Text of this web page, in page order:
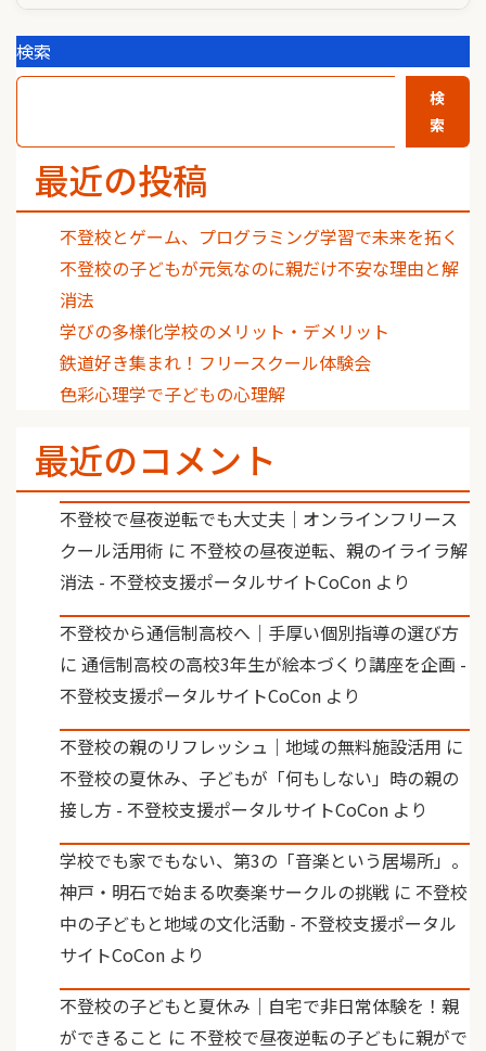
検索
検
索
最近の投稿
不登校とゲーム、プログラミング学習で未来を拓く
不登校の子どもが元気なのに親だけ不安な理由と解
消法
学びの多様化学校のメリット・デメリット
鉄道好き集まれ！フリースクール体験会
色彩心理学で子どもの心理解
最近のコメント
不登校で昼夜逆転でも大丈夫｜オンラインフリース
クール活用術 に 不登校の昼夜逆転、親のイライラ解
消法 - 不登校支援ポータルサイトCoCon より
不登校から通信制高校へ｜手厚い個別指導の選び方
に 通信制高校の高校3年生が絵本づくり講座を企画 -
不登校支援ポータルサイトCoCon より
不登校の親のリフレッシュ｜地域の無料施設活用 に
不登校の夏休み、子どもが「何もしない」時の親の
接し方 - 不登校支援ポータルサイトCoCon より
学校でも家でもない、第3の「音楽という居場所」。
神戸・明石で始まる吹奏楽サークルの挑戦 に 不登校
中の子どもと地域の文化活動 - 不登校支援ポータル
サイトCoCon より
不登校の子どもと夏休み｜自宅で非日常体験を！親
ができること に 不登校で昼夜逆転の子どもに親がで